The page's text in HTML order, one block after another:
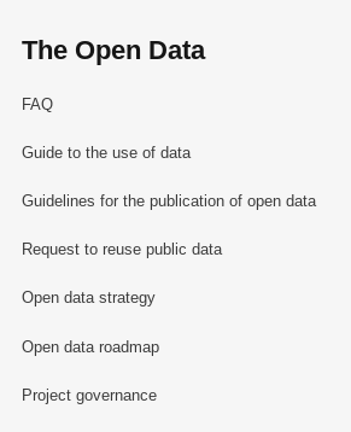
The Open Data
FAQ
Guide to the use of data
Guidelines for the publication of open data
Request to reuse public data
Open data strategy
Open data roadmap
Project governance